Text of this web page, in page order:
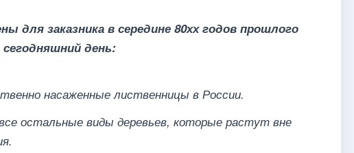
для заказника в середине 80хх годов прошлого
день:
насаженные лиственницы в России.
остальные виды деревьев, которые растут вне